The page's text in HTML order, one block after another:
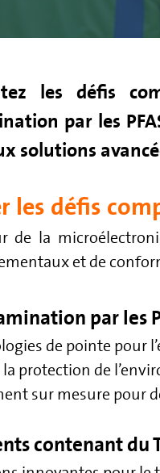
les défis
par les
solutions
les défis
de la
et de
par les
de pointe pour
la protection de
sur mesure pour
contenant du